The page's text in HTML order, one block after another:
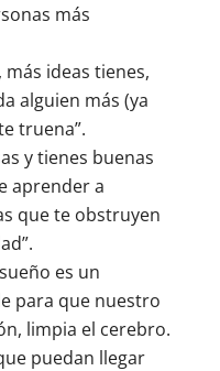
más
más ideas tienes,
alguien más (ya
truena”.
y tienes buenas
aprender a
que te obstruyen
es un
para que nuestro
limpia el cerebro.
puedan llegar